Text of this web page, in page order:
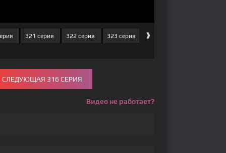
321 серия 322 серия 323 серия 324 серия
›
СЛЕДУЮЩАЯ 316 СЕРИЯ
Видео не работает?